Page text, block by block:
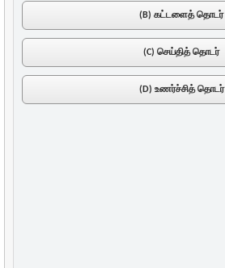
(B) கட்டளைத் தொடர்
(C) செய்தித் தொடர்
(D) உணர்ச்சித் தொடர்